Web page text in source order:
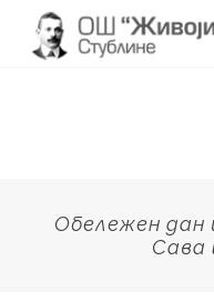
Обележен дан
Сава